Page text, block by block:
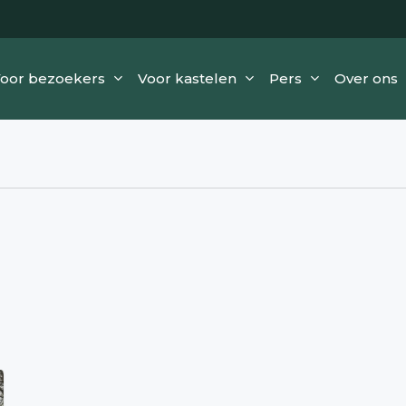
bezoekers Voor kastelen Pers Over ons